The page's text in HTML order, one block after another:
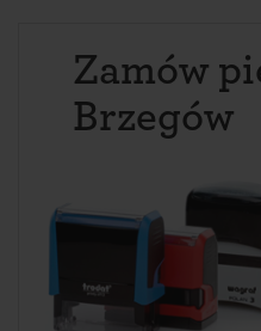
Zamów
Brzegów